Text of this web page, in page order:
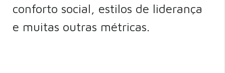
conforto social, estilos de liderança
e muitas outras métricas.